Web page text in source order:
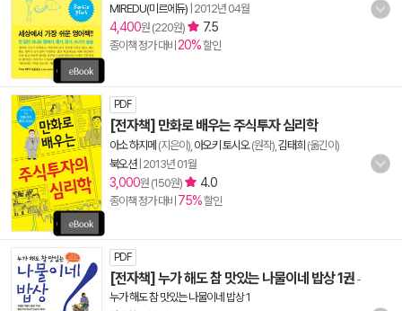
MIREDU(미르에듀) 2012년 04월
4,400원 (220원) 7.5
종이책 정가 대비 20%할인
PDF
[전자책] 만화로 배우는 주식투자 심리학
아소 하지메 (지은이), 아오키 토시오(원작), 김태희 (옮긴이)
북오션| 2013년 01월
3,000원 (150원) 4.0
종이책 정가 대비 75%할인
PDF
[전자책] 누가 해도 참 맛있는 나물이네 밥상 1권 -
누가 해도 참 맛있는 나물이네 밥상 1